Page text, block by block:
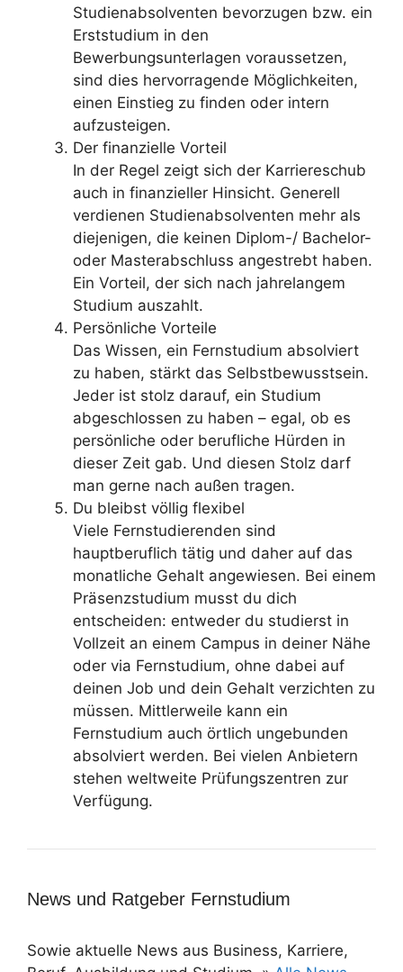
Studienabsolventen bevorzugen bzw. ein
Erststudium in den
Bewerbungsunterlagen voraussetzen,
sind dies hervorragende Möglichkeiten,
einen Einstieg zu finden oder intern
aufzusteigen.
Der finanzielle Vorteil
In der Regel zeigt sich der Karriereschub
auch in finanzieller Hinsicht. Generell
verdienen Studienabsolventen mehr als
diejenigen, die keinen Diplom-/ Bachelor-
oder Masterabschluss angestrebt haben.
Ein Vorteil, der sich nach jahrelangem
Studium auszahlt.
Persönliche Vorteile
Das Wissen, ein Fernstudium absolviert
zu haben, stärkt das Selbstbewusstsein.
Jeder ist stolz darauf, ein Studium
abgeschlossen zu haben – egal, ob es
persönliche oder berufliche Hürden in
dieser Zeit gab. Und diesen Stolz darf
man gerne nach außen tragen.
Du bleibst völlig flexibel
Viele Fernstudierenden sind
hauptberuflich tätig und daher auf das
monatliche Gehalt angewiesen. Bei einem
Präsenzstudium musst du dich
entscheiden: entweder du studierst in
Vollzeit an einem Campus in deiner Nähe
oder via Fernstudium, ohne dabei auf
deinen Job und dein Gehalt verzichten zu
müssen. Mittlerweile kann ein
Fernstudium auch örtlich ungebunden
absolviert werden. Bei vielen Anbietern
stehen weltweite Prüfungszentren zur
Verfügung.
News und Ratgeber Fernstudium
Sowie aktuelle News aus Business, Karriere,